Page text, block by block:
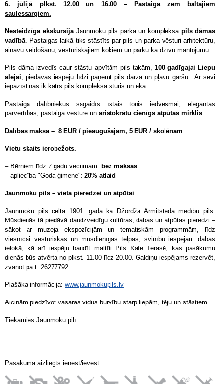
6. jūlijā plkst. 12.00 un 16.00 – Pastaiga zem baltajiem
saulessargiem.
Nesteidzīga ekskursijaJaunmoku pils parkā un kompleksā pils dāmas
vadībā. Pastaigas laikā tiks stāstīts par pils un parka vēsturi arhitektūru,
ainavu veidošanu, vēsturiskajiem kokiem un parku kā dzīvu mantojumu.
Pils dāma izvedīs caur stāstu apvītām pils takām, 100 gadīgajai Liepu
alejai, piedāvās iespēju līdzi paņemt pils dārza un pļavu garšu. Ar sevi
iepazīstinās ik katrs pils kompleksa stūris un ēka.
Pastaigā dalībniekus sagaidīs īstais tonis iedvesmai, elegantas
pārvērtības, pastaiga vēsturē un aristokrātu cienīgs atpūtas mirklis.
Dalības maksa – 8 EUR / pieaugušajam, 5 EUR / skolēnam
Vietu skaits ierobežots.
– Bērniem līdz 7 gadu vecumam: bez maksas
– apliecība "Goda ģimene": 20% atlaid
Jaunmoku pils – vieta pieredzei un atpūtai
Jaunmoku pils celta 1901. gadā kā Džordža Armitsteda medību pils.
Mūsdienās tā piedāvā daudzveidīgu kultūras, dabas un atpūtas pieredzi –
sākot ar muzeja ekspozīcijām un tematiskām programmām, līdz
viesnīcai vēsturiskās un mūsdienīgās telpās, svinību iespējām dabas
ielokā, kā arī iespēju baudīt maltīti Pils Kafe Terasē, kas pasākumu
dienās būs atvērta no plkst. 11.00 līdz 20.00. Galdiņu iespējams rezervēt,
zvanot pa t. 26277792
Plašāka informācija: www.jaunmokupils.lv
Aicinām piedzīvot vasaras vidus burvību starp liepām, tēju un stāstiem.
Tiekamies Jaunmoku pilī
Pasākumā aizliegts ienest/ievest: